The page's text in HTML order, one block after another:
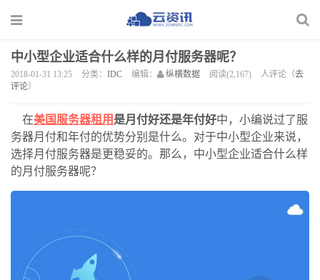
中小型企业适合什么样的月付服务器呢？
2018-01-31 13:25 分类： IDC 编辑： 纵横数据 阅读(2,167) 人评论（去
评论）
在美国服务器租用 是月付好还是年付好中，小编说过了服
务器月付和年付的优势分别是什么。对于中小型企业来说，
选择月付服务器是更稳妥的。那么，中小型企业适合什么样
的月付服务器呢？